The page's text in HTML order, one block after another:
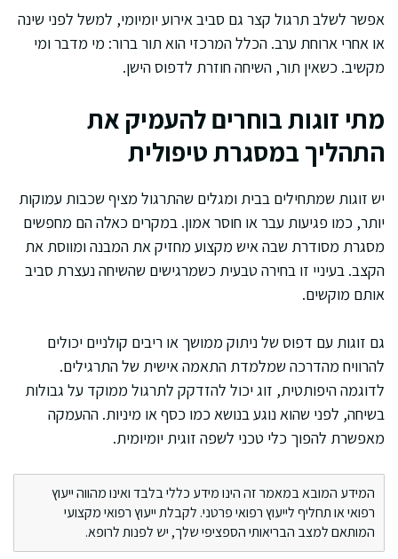
אפשר לשלב תרגול קצר גם סביב אירוע יומיומי, למשל לפני שינה
או אחרי ארוחת ערב. הכלל המרכזי הוא תור ברור: מי מדבר ומי
מקשיב. כשאין תור, השיחה חוזרת לדפוס הישן.
מתי זוגות בוחרים להעמיק את
התהליך במסגרת טיפולית
יש זוגות שמתחילים בבית ומגלים שהתרגול מציף שכבות עמוקות
יותר, כמו פגיעות עבר או חוסר אמון. במקרים כאלה הם מחפשים
מסגרת מסודרת שבה איש מקצוע מחזיק את המבנה ומווסת את
הקצב. בעיניי זו בחירה טבעית כשמרגישים שהשיחה נעצרת סביב
אותם מוקשים.
גם זוגות עם דפוס של ניתוק ממושך או ריבים קולניים יכולים
להרוויח מהדרכה שמלמדת התאמה אישית של התרגילים.
לדוגמה היפותטית, זוג יכול להזדקק לתרגול ממוקד על גבולות
בשיחה, לפני שהוא נוגע בנושא כמו כסף או מיניות. ההעמקה
מאפשרת להפוך כלי טכני לשפה זוגית יומיומית.
המידע המובא במאמר זה הינו מידע כללי בלבד ואינו מהווה ייעוץ
רפואי או תחליף לייעוץ רפואי פרטני. לקבלת ייעוץ רפואי מקצועי
המותאם למצב הבריאותי הספציפי שלך, יש לפנות לרופא.